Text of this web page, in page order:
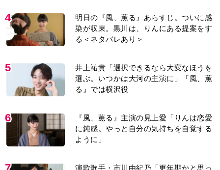
4
明日の『風、薫る』あらすじ。ついに感
染が収束。黒川は、りんにある提案をす
る＜ネタバレあり＞
5
井上祐貴「選択できるなら大変なほうを
選ぶ。いつかは大河の主演に」『風、薫
る』では横沢役
6
『風、薫る』主演の見上愛「りんは恋愛
に鈍感。やっと自分の気持ちを自覚する
ように」
演歌歌手・市川由紀乃「更年期かと思っ